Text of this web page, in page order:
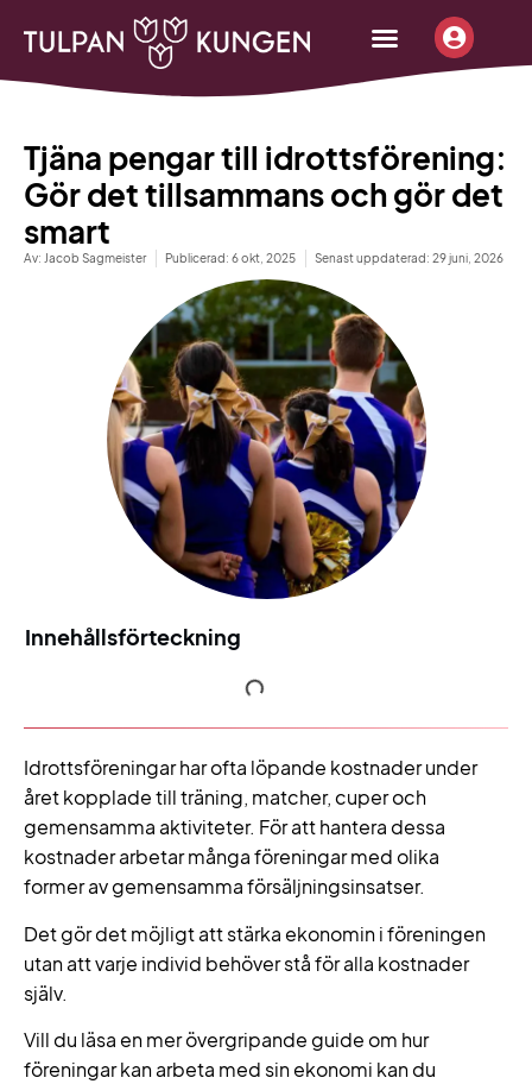
Tjäna pengar till idrottsförening:
Gör det tillsammans och gör det
smart
Av: Jacob Sagmeister Publicerad: 6 okt, 2025 Senast uppdaterad: 29 juni, 2026
Innehållsförteckning
Idrottsföreningar har ofta löpande kostnader under
året kopplade till träning, matcher, cuper och
gemensamma aktiviteter. För att hantera dessa
kostnader arbetar många föreningar med olika
former av gemensamma försäljningsinsatser.
Det gör det möjligt att stärka ekonomin i föreningen
utan att varje individ behöver stå för alla kostnader
själv.
Vill du läsa en mer övergripande guide om hur
föreningar kan arbeta med sin ekonomi kan du